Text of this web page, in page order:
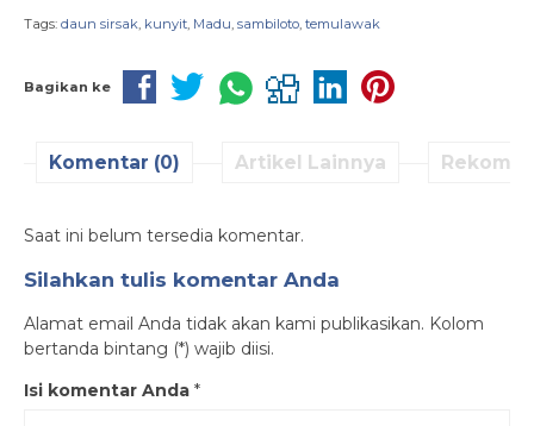
Tags: daun sirsak kunyit Madu sambiloto temulawak
Bagikan ke
Komentar (0) Artikel Lainnya
Saat ini belum tersedia komentar.
Silahkan tulis komentar Anda
Alamat email Anda tidak akan kami publikasikan. Kolom
bertanda bintang (*) wajib diisi.
Isi komentar Anda *